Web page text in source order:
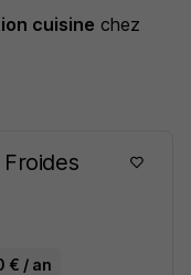
cuisine chez
€ / an